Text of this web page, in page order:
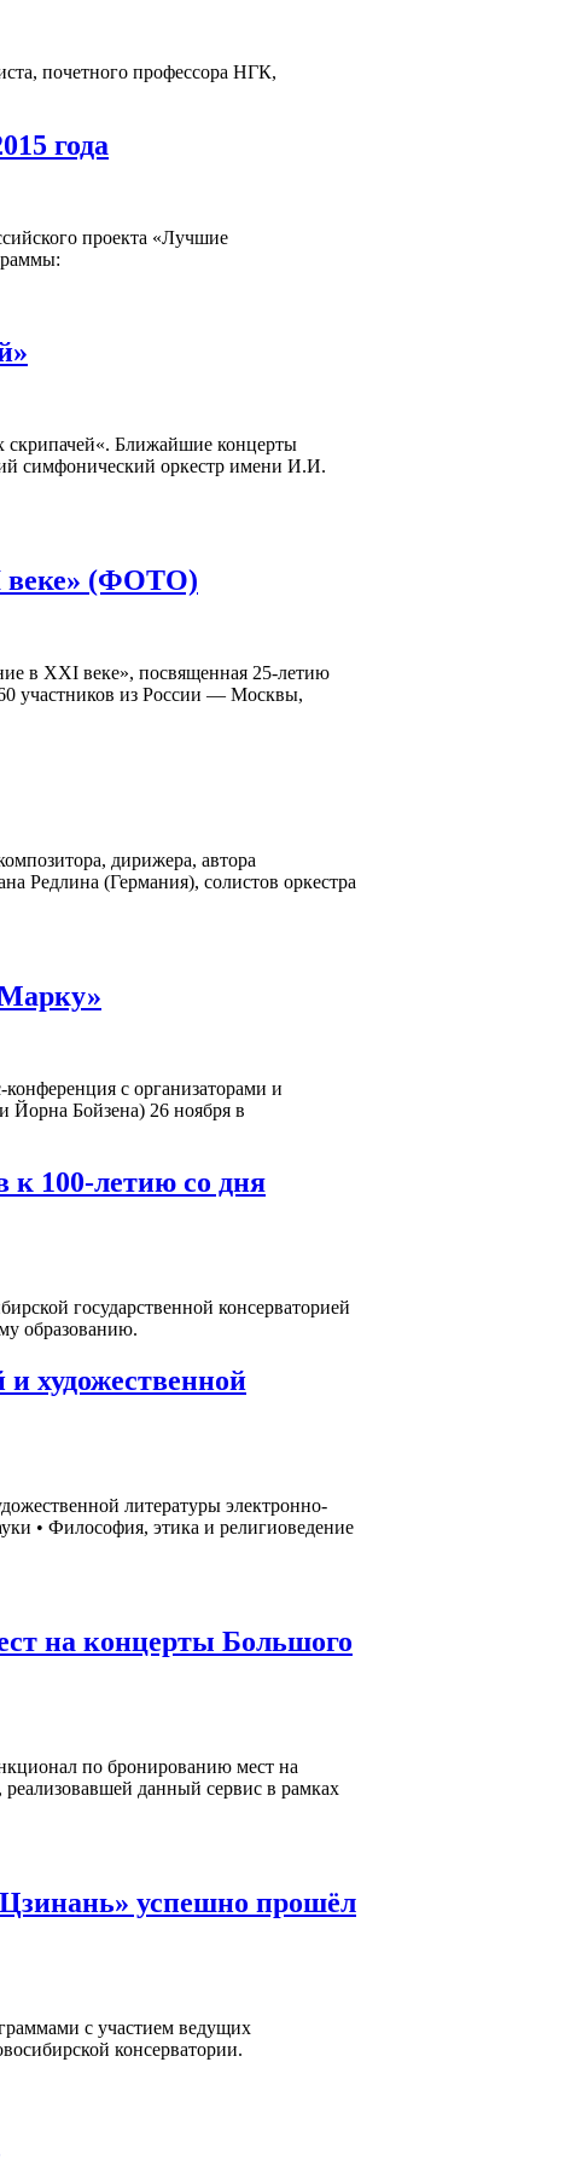
почетного профессора НГК,
года
проекта «Лучшие
скрипачей«. Ближайшие концерты
симфонический оркестр имени И.И.
веке» (ФОТО)
в XXI веке», посвященная 25-летию
участников из России — Москвы,
дирижера, автора
Редлина (Германия), солистов оркестра
Марку»
с организаторами и
Йорна Бойзена) 26 ноября в
к 100-летию со дня
государственной консерваторией
образованию.
художественной
литературы электронно-
• Философия, этика и религиоведение
на концерты Большого
по бронированию мест на
данный сервис в рамках
успешно прошёл
с участием ведущих
консерватории.